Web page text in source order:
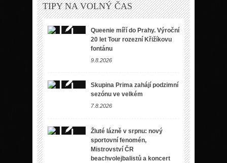
TIPY NA VOLNÝ ČAS
Queenie míří do Prahy. Výroční
20 let Tour rozezní Křižíkovu
fontánu
9.8.2026
Skupina Prima zahájí podzimní
sezónu ve velkém
7.8.2026
Žluté lázně v srpnu: nový
sportovní fenomén,
Mistrovství ČR
beachvolejbalistů a koncert